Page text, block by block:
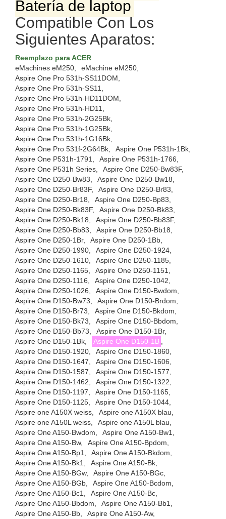
Batería de laptop
Compatible Con Los
Siguientes Aparatos:
Reemplazo para ACER
eMachines eM250,
eMachine eM250,
Aspire One Pro 531h-SS11DOM,
Aspire One Pro 531h-SS11,
Aspire One Pro 531h-HD11DOM,
Aspire One Pro 531h-HD11,
Aspire One Pro 531h-2G25Bk,
Aspire One Pro 531h-1G25Bk,
Aspire One Pro 531h-1G16Bk,
Aspire One Pro 531f-2G64Bk,
Aspire One P531h-1Bk,
Aspire One P531h-1791,
Aspire One P531h-1766,
Aspire One P531h Series,
Aspire One D250-Bw83F,
Aspire One D250-Bw83,
Aspire One D250-Bw18,
Aspire One D250-Br83F,
Aspire One D250-Br83,
Aspire One D250-Br18,
Aspire One D250-Bp83,
Aspire One D250-Bk83F,
Aspire One D250-Bk83,
Aspire One D250-Bk18,
Aspire One D250-Bb83F,
Aspire One D250-Bb83,
Aspire One D250-Bb18,
Aspire One D250-1Br,
Aspire One D250-1Bb,
Aspire One D250-1990,
Aspire One D250-1924,
Aspire One D250-1610,
Aspire One D250-1185,
Aspire One D250-1165,
Aspire One D250-1151,
Aspire One D250-1116,
Aspire One D250-1042,
Aspire One D250-1026,
Aspire One D150-Bwdom,
Aspire One D150-Bw73,
Aspire One D150-Brdom,
Aspire One D150-Br73,
Aspire One D150-Bkdom,
Aspire One D150-Bk73,
Aspire One D150-Bbdom,
Aspire One D150-Bb73,
Aspire One D150-1Br,
Aspire One D150-1Bk,
Aspire One D150-1B ,
Aspire One D150-1920,
Aspire One D150-1860,
Aspire One D150-1647,
Aspire One D150-1606,
Aspire One D150-1587,
Aspire One D150-1577,
Aspire One D150-1462,
Aspire One D150-1322,
Aspire One D150-1197,
Aspire One D150-1165,
Aspire One D150-1125,
Aspire One D150-1044,
Aspire one A150X weiss,
Aspire one A150X blau,
Aspire one A150L weiss,
Aspire one A150L blau,
Aspire One A150-Bwdom,
Aspire One A150-Bw1,
Aspire One A150-Bw,
Aspire One A150-Bpdom,
Aspire One A150-Bp1,
Aspire One A150-Bkdom,
Aspire One A150-Bk1,
Aspire One A150-Bk,
Aspire One A150-BGw,
Aspire One A150-BGc,
Aspire One A150-BGb,
Aspire One A150-Bcdom,
Aspire One A150-Bc1,
Aspire One A150-Bc,
Aspire One A150-Bbdom,
Aspire One A150-Bb1,
Aspire One A150-Bb,
Aspire One A150-Aw,